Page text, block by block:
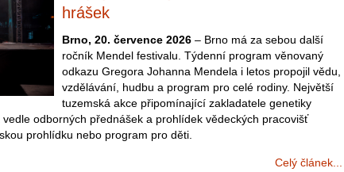
hrášek
Brno, 20. července 2026 – Brno má za sebou další
ročník Mendel festivalu. Týdenní program věnovaný
odkazu Gregora Johanna Mendela i letos propojil vědu,
vzdělávání, hudbu a program pro celé rodiny. Největší
tuzemská akce připomínající zakladatele genetiky
odborných přednášek a prohlídek vědeckých pracovišť
prohlídku nebo program pro děti.
Celý článek...